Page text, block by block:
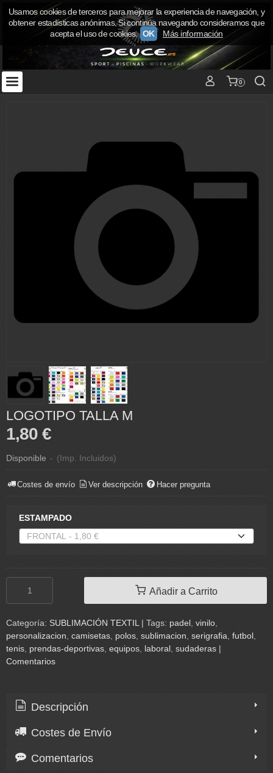
0
LOGOTIPO TALLA M
1,80 €
Disponible - (Imp. Incluidos)
Costes de envío Ver descripción Hacer pregunta
ESTAMPADO
Añadir a Carrito
Categoría: SUBLIMACIÓN TEXTIL | Tags: padel vinilo
personalizacion camisetas polos sublimacion serigrafia futbol
tenis prendas-deportivas equipos laboral sudaderas |
Comentarios
Descripción
Costes de Envío
Comentarios
Usamos cookies de terceros para mejorar la experiencia de navegación, y
obtener estadísticas anónimas. Si continúa navegando consideramos que
acepta el uso de cookies. OK Más información